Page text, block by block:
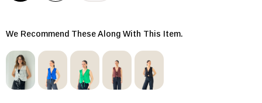
We Recommend These Along With This Item.